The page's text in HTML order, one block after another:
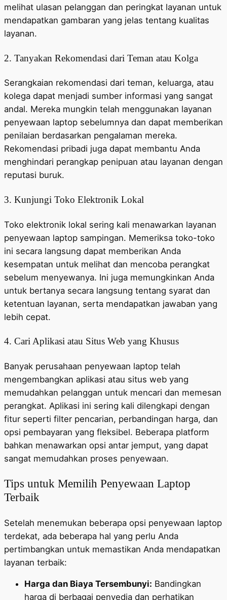
melihat ulasan pelanggan dan peringkat layanan untuk
mendapatkan gambaran yang jelas tentang kualitas
layanan.
2. Tanyakan Rekomendasi dari Teman atau Kolga
Serangkaian rekomendasi dari teman, keluarga, atau
kolega dapat menjadi sumber informasi yang sangat
andal. Mereka mungkin telah menggunakan layanan
penyewaan laptop sebelumnya dan dapat memberikan
penilaian berdasarkan pengalaman mereka.
Rekomendasi pribadi juga dapat membantu Anda
menghindari perangkap penipuan atau layanan dengan
reputasi buruk.
3. Kunjungi Toko Elektronik Lokal
Toko elektronik lokal sering kali menawarkan layanan
penyewaan laptop sampingan. Memeriksa toko-toko
ini secara langsung dapat memberikan Anda
kesempatan untuk melihat dan mencoba perangkat
sebelum menyewanya. Ini juga memungkinkan Anda
untuk bertanya secara langsung tentang syarat dan
ketentuan layanan, serta mendapatkan jawaban yang
lebih cepat.
4. Cari Aplikasi atau Situs Web yang Khusus
Banyak perusahaan penyewaan laptop telah
mengembangkan aplikasi atau situs web yang
memudahkan pelanggan untuk mencari dan memesan
perangkat. Aplikasi ini sering kali dilengkapi dengan
fitur seperti filter pencarian, perbandingan harga, dan
opsi pembayaran yang fleksibel. Beberapa platform
bahkan menawarkan opsi antar jemput, yang dapat
sangat memudahkan proses penyewaan.
Tips untuk Memilih Penyewaan Laptop
Terbaik
Setelah menemukan beberapa opsi penyewaan laptop
terdekat, ada beberapa hal yang perlu Anda
pertimbangkan untuk memastikan Anda mendapatkan
layanan terbaik:
Harga dan Biaya Tersembunyi: Bandingkan
harga di berbagai penyedia dan perhatikan